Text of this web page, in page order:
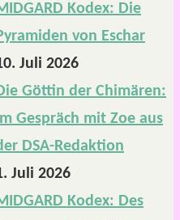
Kodex: Die
von Eschar
Juli 2026
Göttin der Chimären:
Gespräch mit Zoe aus
DSA-Redaktion
Juli 2026
Kodex: Des